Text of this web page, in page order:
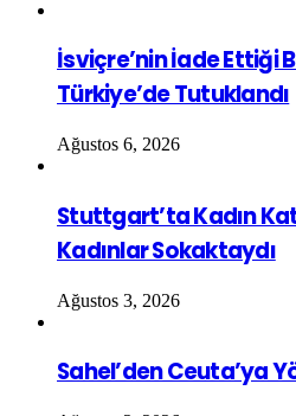
İsviçre’nin İade Ettiği
Türkiye’de Tutuklandı
Ağustos 6, 2026
Stuttgart’ta Kadın
Kadınlar Sokaktaydı
Ağustos 3, 2026
Sahel’den Ceuta’ya